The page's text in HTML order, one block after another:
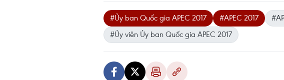
#Ủy ban Quốc gia APEC 2017 #APEC 2017
#Ủy viên Ủy ban Quốc gia APEC 2017